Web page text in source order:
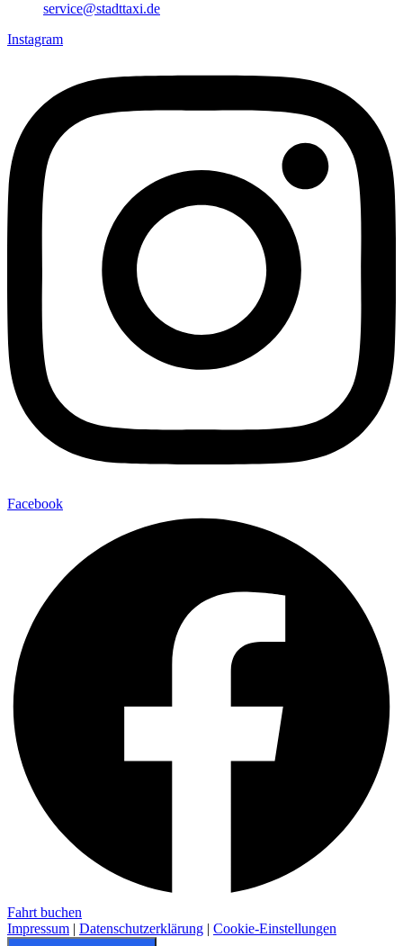
service@stadttaxi.de
Instagram
Facebook
Fahrt buchen
Impressum | Datenschutzerklärung | Cookie-Einstellungen